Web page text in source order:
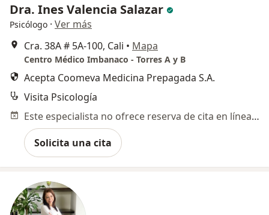
Dra. Ines Valencia Salazar
Psicólogo · Ver más
Cra. 38A # 5A-100, Cali • Mapa
Centro Médico Imbanaco - Torres A y B
Acepta Coomeva Medicina Prepagada S.A.
Visita Psicología
Este especialista no ofrece reserva de cita en línea en esta dirección.
Solicita una cita